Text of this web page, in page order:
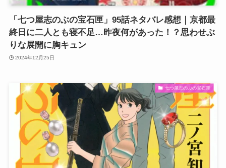
「七つ屋志のぶの宝石匣」95話ネタバレ感想｜京都最
終日に二人とも寝不足…昨夜何があった！？思わせぶ
りな展開に胸キュン
2024年12月25日
七つ屋志のぶの宝石匣